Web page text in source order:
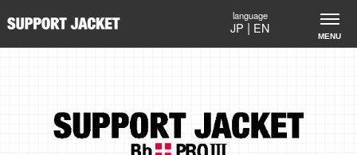
JP | EN
サポートジャケットBb+PROⅢ｜多様な作業を支える高性能